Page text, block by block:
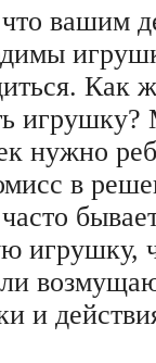
вашим
Как
игрушку?
нужно
в
игрушку,
и